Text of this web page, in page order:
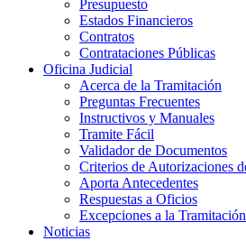
Presupuesto
Estados Financieros
Contratos
Contrataciones Públicas
Oficina Judicial
Acerca de la Tramitación
Preguntas Frecuentes
Instructivos y Manuales
Tramite Fácil
Validador de Documentos
Criterios de Autorizaciones
Aporta Antecedentes
Respuestas a Oficios
Excepciones a la
Noticias